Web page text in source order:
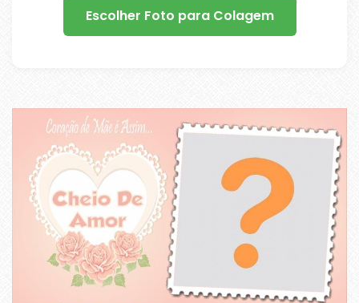
Escolher Foto para Colagem